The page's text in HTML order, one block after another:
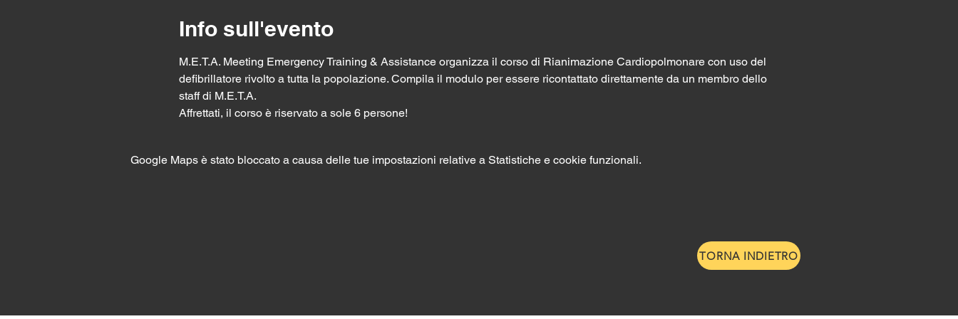
Info sull'evento
M.E.T.A. Meeting Emergency Training & Assistance organizza il corso di Rianimazione Cardiopolmonare con uso del
defibrillatore rivolto a tutta la popolazione. Compila il modulo per essere ricontattato direttamente da un membro dello
staff di M.E.T.A.
Affrettati, il corso è riservato a sole 6 persone!
Google Maps è stato bloccato a causa delle tue impostazioni relative a Statistiche e cookie funzionali.
TORNA INDIETRO